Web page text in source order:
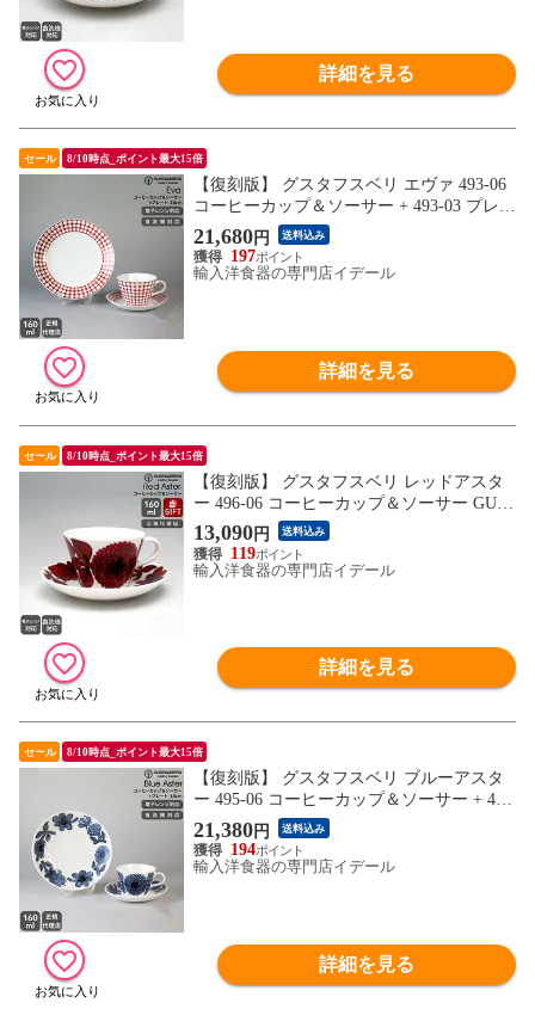
詳細を見る
セール 8/10時点_ポイント最大15倍
【復刻版】 グスタフスベリ エヴァ 493-06
コーヒーカップ＆ソーサー + 493-03 プレー
ト 18cm GUSTAVSBERG Eva お皿 【食器
カトラリー】
21,680円 送料込み
197
輸入洋食器の専門店イデール
詳細を見る
セール 8/10時点_ポイント最大15倍
【復刻版】 グスタフスベリ レッドアスタ
ー 496-06 コーヒーカップ＆ソーサー GUST
AVSBERG Red Aster ギフト 結婚祝い プレ
ゼント 贈り物 【食器 カトラリー】【ギフ
ト】
13,090円 送料込み
119
輸入洋食器の専門店イデール
詳細を見る
セール 8/10時点_ポイント最大15倍
【復刻版】 グスタフスベリ ブルーアスタ
ー 495-06 コーヒーカップ＆ソーサー + 495
-03 プレート 18cm GUSTAVSBERG Blue Ast
er お皿 【食器 カトラリー】
21,380円 送料込み
194
輸入洋食器の専門店イデール
詳細を見る